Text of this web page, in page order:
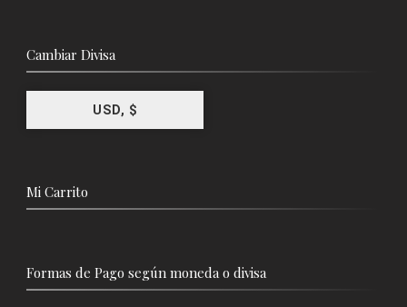
Cambiar Divisa
USD, $
Mi Carrito
Formas de Pago según moneda o divisa